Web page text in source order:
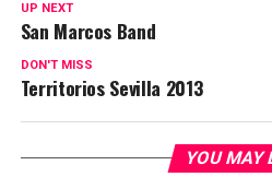
UP NEXT
San Marcos Band
DON'T MISS
Territorios Sevilla 2013
YOU MAY